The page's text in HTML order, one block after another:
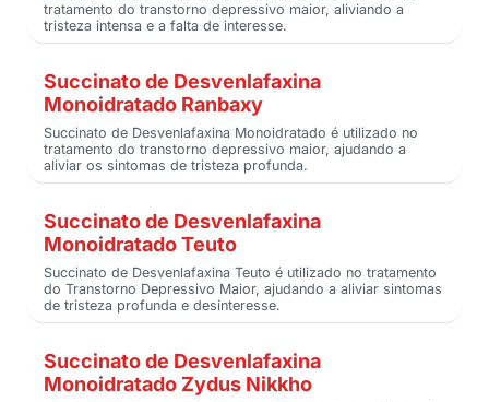
tratamento do transtorno depressivo maior, aliviando a
tristeza intensa e a falta de interesse.
Succinato de Desvenlafaxina
Monoidratado Ranbaxy
Succinato de Desvenlafaxina Monoidratado é utilizado no
tratamento do transtorno depressivo maior, ajudando a
aliviar os sintomas de tristeza profunda.
Succinato de Desvenlafaxina
Monoidratado Teuto
Succinato de Desvenlafaxina Teuto é utilizado no tratamento
do Transtorno Depressivo Maior, ajudando a aliviar sintomas
de tristeza profunda e desinteresse.
Succinato de Desvenlafaxina
Monoidratado Zydus Nikkho